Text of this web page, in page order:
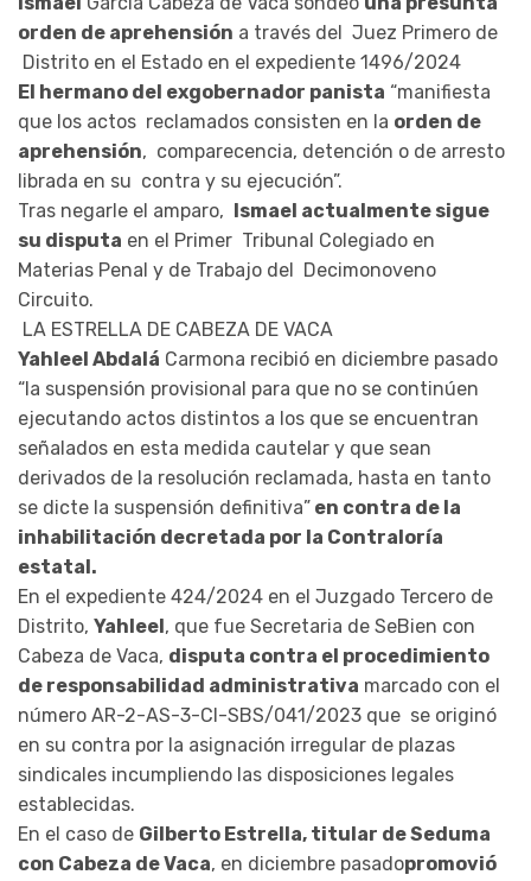
orden de aprehensión a través del Juez Primero de
Distrito en el Estado en el expediente 1496/2024
El hermano del exgobernador panista “manifiesta
que los actos reclamados consisten en la orden de
aprehensión, comparecencia, detención o de arresto
librada en su contra y su ejecución”.
Tras negarle el amparo,
Ismael actualmente sigue
su disputa en el Primer Tribunal Colegiado en
Materias Penal y de Trabajo del Decimonoveno
Circuito.
LA ESTRELLA DE CABEZA DE VACA
Yahleel Abdalá Carmona recibió en diciembre pasado
“la suspensión provisional para que no se continúen
ejecutando actos distintos a los que se encuentran
señalados en esta medida cautelar y que sean
derivados de la resolución reclamada, hasta en tanto
se dicte la suspensión definitiva” en contra de la
inhabilitación decretada por la Contraloría
estatal.
En el expediente 424/2024 en el Juzgado Tercero de
Distrito, Yahleel , que fue Secretaria de SeBien con
Cabeza de Vaca, disputa contra el procedimiento
de responsabilidad administrativa marcado con el
número AR-2-AS-3-CI-SBS/041/2023 que se originó
en su contra por la asignación irregular de plazas
sindicales incumpliendo las disposiciones legales
establecidas.
En el caso de Gilberto Estrella, titular de Seduma
con Cabeza de Vaca, en diciembre pasadopromovió